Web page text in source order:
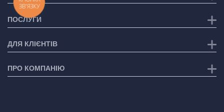
ПОСЛУГИ
ДЛЯ КЛІЄНТІВ
ПРО КОМПАНІЮ
ЗВ'ЯЗКУ